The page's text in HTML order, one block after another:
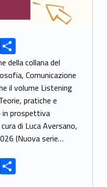
S
h
ar
e
della collana del
Comunicazione
il volume Listening
pratiche e
in prospettiva
di Luca Aversano,
(Nuova serie…
S